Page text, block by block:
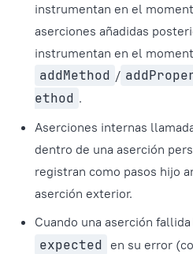
instrumentan en el
aserciones añadidas
instrumentan en el
addMethod /
ethod .
Aserciones internas
dentro de una aserción
registran como pasos hijo
aserción exterior.
Cuando una aserción
expected en su error